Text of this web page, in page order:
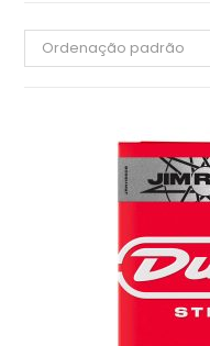
Ordenação padrão